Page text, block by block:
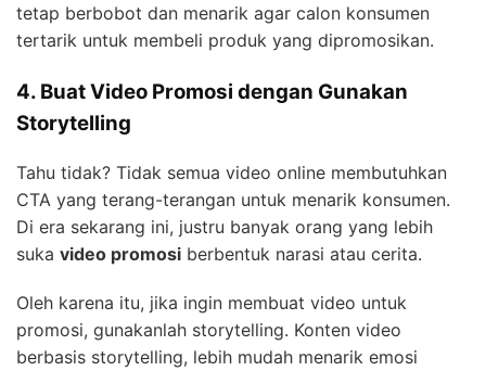
tetap berbobot dan menarik agar calon konsumen
tertarik untuk membeli produk yang dipromosikan.
4. Buat Video Promosi dengan Gunakan
Storytelling
Tahu tidak? Tidak semua video online membutuhkan
CTA yang terang-terangan untuk menarik konsumen.
Di era sekarang ini, justru banyak orang yang lebih
suka video promosi berbentuk narasi atau cerita.
Oleh karena itu, jika ingin membuat video untuk
promosi, gunakanlah storytelling. Konten video
berbasis storytelling, lebih mudah menarik emosi